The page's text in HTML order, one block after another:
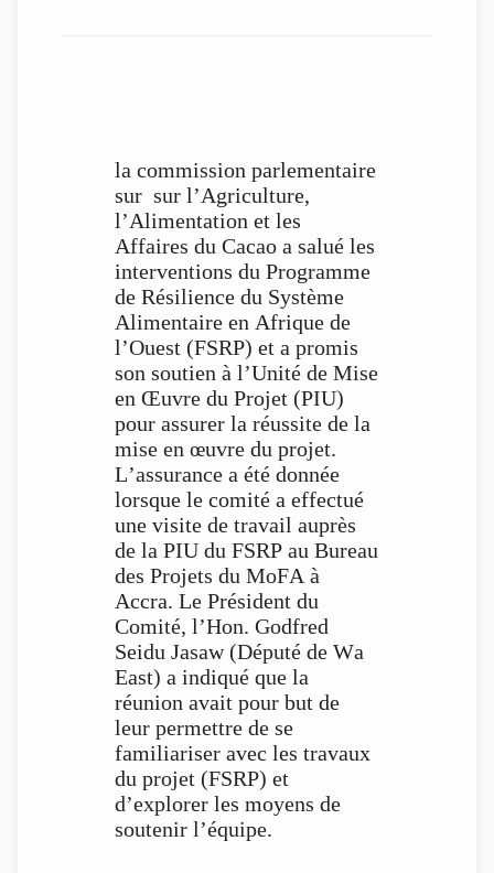
la commission parlementaire
sur sur l’Agriculture,
l’Alimentation et les
Affaires du Cacao a salué les
interventions du Programme
de Résilience du Système
Alimentaire en Afrique de
l’Ouest (FSRP) et a promis
son soutien à l’Unité de Mise
en Œuvre du Projet (PIU)
pour assurer la réussite de la
mise en œuvre du projet.
L’assurance a été donnée
lorsque le comité a effectué
une visite de travail auprès
de la PIU du FSRP au Bureau
des Projets du MoFA à
Accra. Le Président du
Comité, l’Hon. Godfred
Seidu Jasaw (Député de Wa
East) a indiqué que la
réunion avait pour but de
leur permettre de se
familiariser avec les travaux
du projet (FSRP) et
d’explorer les moyens de
soutenir l’équipe.